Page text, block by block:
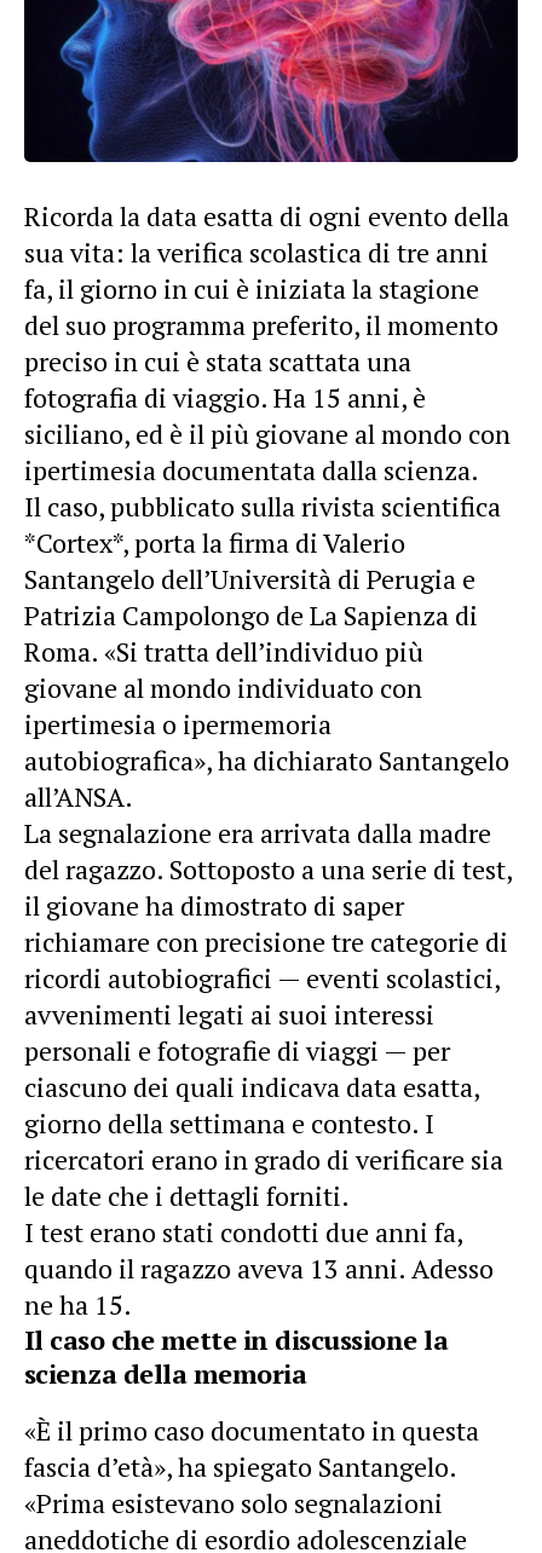
Ricorda la data esatta di ogni evento della
sua vita: la verifica scolastica di tre anni
fa, il giorno in cui è iniziata la stagione
del suo programma preferito, il momento
preciso in cui è stata scattata una
fotografia di viaggio. Ha 15 anni, è
siciliano, ed è il più giovane al mondo con
ipertimesia documentata dalla scienza.
Il caso, pubblicato sulla rivista scientifica
*Cortex*, porta la firma di Valerio
Santangelo dell’Università di Perugia e
Patrizia Campolongo de La Sapienza di
Roma. «Si tratta dell’individuo più
giovane al mondo individuato con
ipertimesia o ipermemoria
autobiografica», ha dichiarato Santangelo
all’ANSA.
La segnalazione era arrivata dalla madre
del ragazzo. Sottoposto a una serie di test,
il giovane ha dimostrato di saper
richiamare con precisione tre categorie di
ricordi autobiografici — eventi scolastici,
avvenimenti legati ai suoi interessi
personali e fotografie di viaggi — per
ciascuno dei quali indicava data esatta,
giorno della settimana e contesto. I
ricercatori erano in grado di verificare sia
le date che i dettagli forniti.
I test erano stati condotti due anni fa,
quando il ragazzo aveva 13 anni. Adesso
ne ha 15.
Il caso che mette in discussione la
scienza della memoria
«È il primo caso documentato in questa
fascia d’età», ha spiegato Santangelo.
«Prima esistevano solo segnalazioni
aneddotiche di esordio adolescenziale